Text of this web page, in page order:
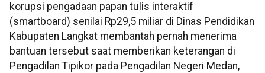
korupsi pengadaan papan tulis interaktif
(smartboard) senilai Rp29,5 miliar di Dinas Pendidikan
Kabupaten Langkat membantah pernah menerima
bantuan tersebut saat memberikan keterangan di
Pengadilan Tipikor pada Pengadilan Negeri Medan,